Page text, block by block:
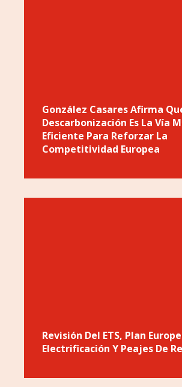
González Casares Afirma
Descarbonización Es La Vía
Eficiente Para Reforzar La
Competitividad Europea
Revisión Del ETS, Plan
Electrificación Y Peajes De